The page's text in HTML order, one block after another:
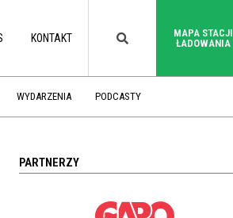
KONTAKT
MAPA STACJI
ŁADOWANIA
WYDARZENIA PODCASTY
PARTNERZY